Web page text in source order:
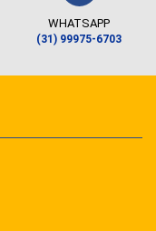
WHATSAPP
(31) 99975-6703